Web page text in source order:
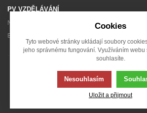
PV VZDĚLÁVÁNÍ
NEWSLETTER
BLOG
© 2007 - 2026 Solarity s.r.o.
Tato stránka používá soubory cookies.
Cookies
Tyto webové stránky ukládají soubory
jeho správnému fungování. Využíváním
souhlasíte.
Nesouhlasím
Uložit a přijmout